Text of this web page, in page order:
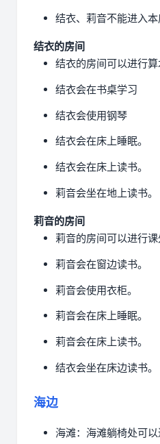
结衣、莉音不能进入
结衣的房间
结衣的房间可以进行算
结衣会在书桌学习
结衣会使用钢琴
结衣会在床上睡眠。
结衣会在床上读书。
莉音会坐在地上读书。
莉音的房间
莉音的房间可以进行课
莉音会在窗边读书。
莉音会使用衣柜。
莉音会在床上睡眠。
莉音会在床上读书。
结衣会坐在床边读书。
海边
海滩：海滩躺椅处可以